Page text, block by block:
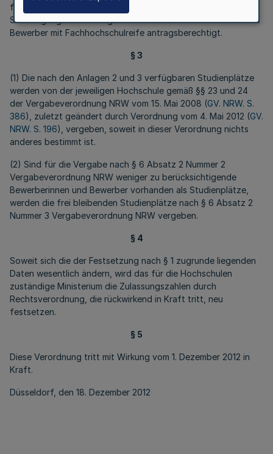
fachgebundene Hochschulreife vermittelt. Bei den
Studiengängen der Anlage 3 sind auch Bewerberinnen und
Bewerber mit Fachhochschulreife antragsberechtigt.
§ 3
(1) Die nach den Anlagen 2 und 3 verfügbaren Studienplätze
werden von der jeweiligen Hochschule gemäß §§ 23 und 24
der Vergabeverordnung NRW vom 15. Mai 2008 (GV. NRW. S.
386), zuletzt geändert durch Verordnung vom 4. Mai 2012 (GV.
NRW. S. 196), vergeben, soweit in dieser Verordnung nichts
anderes bestimmt ist.
(2) Sind für die Vergabe nach § 6 Absatz 2 Nummer 2
Vergabeverordnung NRW weniger zu berücksichtigende
Bewerberinnen und Bewerber vorhanden als Studienplätze,
werden die frei bleibenden Studienplätze nach § 6 Absatz 2
Nummer 3 Vergabeverordnung NRW vergeben.
§ 4
Soweit sich die der Festsetzung nach § 1 zugrunde liegenden
Daten wesentlich ändern, wird das für die Hochschulen
zuständige Ministerium die Zulassungszahlen durch
Rechtsverordnung, die rückwirkend in Kraft tritt, neu
festsetzen.
§ 5
Diese Verordnung tritt mit Wirkung vom 1. Dezember 2012 in
Kraft.
Düsseldorf, den 18. Dezember 2012